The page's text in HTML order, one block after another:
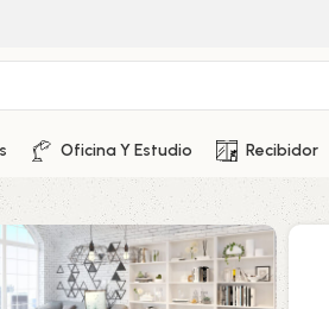
Oficina Y Estudio Recibidor